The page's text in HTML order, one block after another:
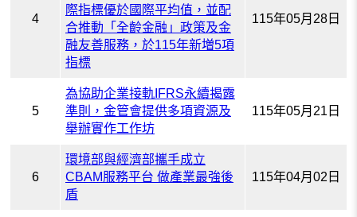
4
際指標優於國際平均值，並配
合推動「全齡金融」政策及金
融友善服務，於115年新増5項
指標
115年05月28日
5
為協助企業接軌IFRS永續揭露
準則，金管會提供多項資源及
舉辦實作工作坊
115年05月21日
6
環境部與經濟部攜手成立
CBAM服務平台 做產業最強後
盾
115年04月02日